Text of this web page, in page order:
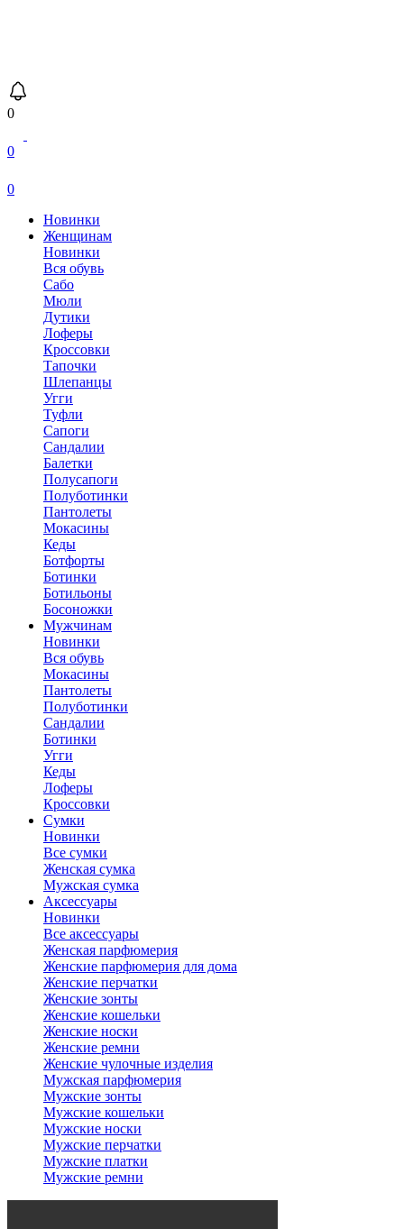
0
0
0
Новинки
Женщинам
Новинки
Вся обувь
Сабо
Мюли
Дутики
Лоферы
Кроссовки
Тапочки
Шлепанцы
Угги
Туфли
Сапоги
Сандалии
Балетки
Полусапоги
Полуботинки
Пантолеты
Мокасины
Кеды
Ботфорты
Ботинки
Ботильоны
Босоножки
Мужчинам
Новинки
Вся обувь
Мокасины
Пантолеты
Полуботинки
Сандалии
Ботинки
Угги
Кеды
Лоферы
Кроссовки
Сумки
Новинки
Все сумки
Женская сумка
Мужская сумка
Аксессуары
Новинки
Все аксессуары
Женская парфюмерия
Женские парфюмерия для дома
Женские перчатки
Женские зонты
Женские кошельки
Женские носки
Женские ремни
Женские чулочные изделия
Мужская парфюмерия
Мужские зонты
Мужские кошельки
Мужские носки
Мужские перчатки
Мужские платки
Мужские ремни